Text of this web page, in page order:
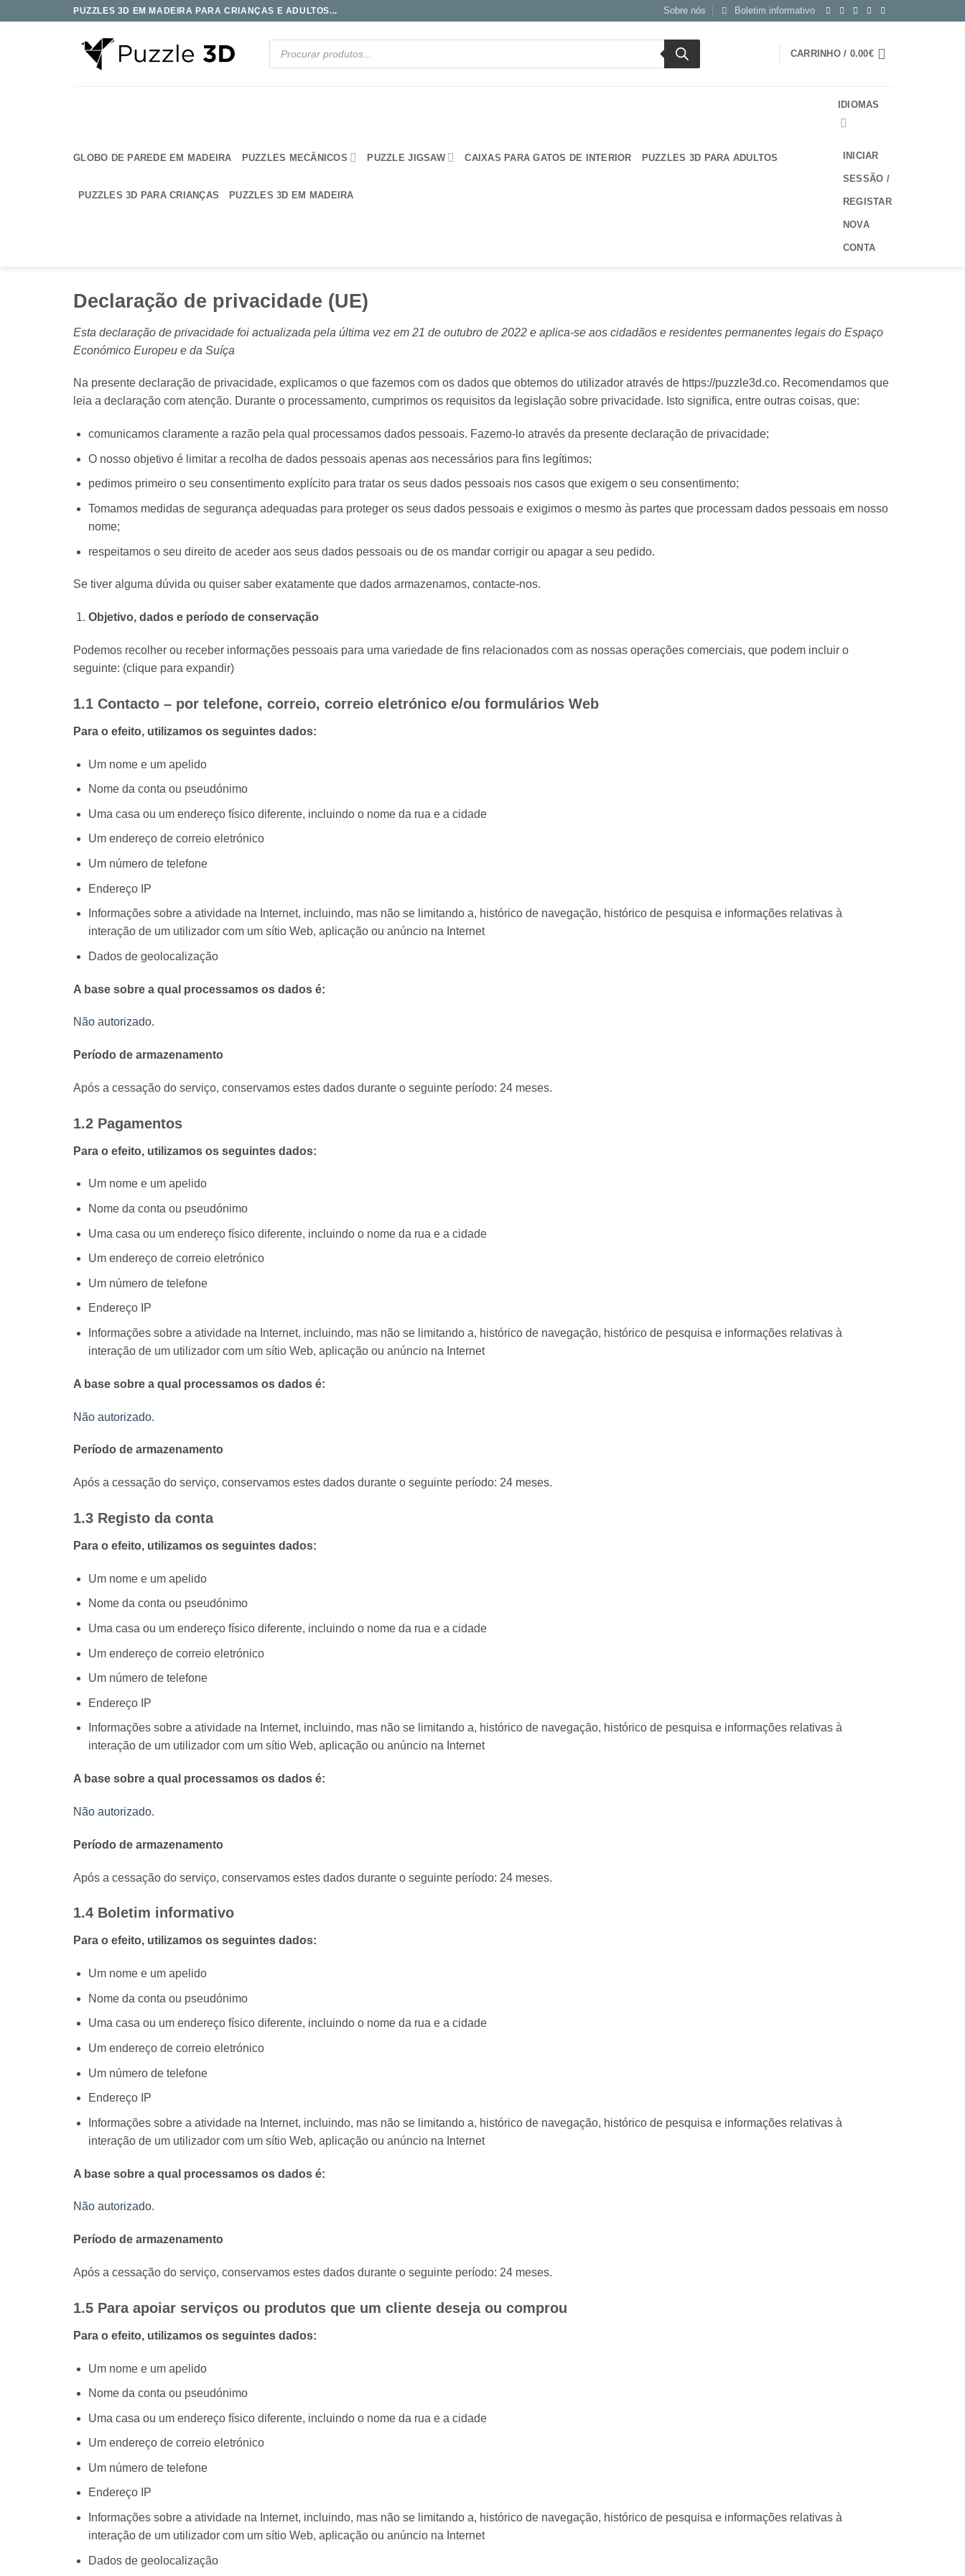
PUZZLES 3D EM MADEIRA PARA CRIANÇAS E ADULTOS... Sobre nós Boletim informativo
Products
search
CARRINHO / 0.00€
GLOBO DE PAREDE EM MADEIRA PUZZLES MECÂNICOS PUZZLE JIGSAW CAIXAS PARA GATOS DE INTERIOR PUZZLES 3D PARA ADULTOS
PUZZLES 3D PARA CRIANÇAS PUZZLES 3D EM MADEIRA
IDIOMAS
INICIAR
SESSÃO /
REGISTAR
NOVA
CONTA
Declaração de privacidade (UE)
Esta declaração de privacidade foi actualizada pela última vez em 21 de outubro de 2022 e aplica-se aos cidadãos e residentes permanentes legais do Espaço
Económico Europeu e da Suíça
Na presente declaração de privacidade, explicamos o que fazemos com os dados que obtemos do utilizador através de https://puzzle3d.co. Recomendamos que
leia a declaração com atenção. Durante o processamento, cumprimos os requisitos da legislação sobre privacidade. Isto significa, entre outras coisas, que:
comunicamos claramente a razão pela qual processamos dados pessoais. Fazemo-lo através da presente declaração de privacidade;
O nosso objetivo é limitar a recolha de dados pessoais apenas aos necessários para fins legítimos;
pedimos primeiro o seu consentimento explícito para tratar os seus dados pessoais nos casos que exigem o seu consentimento;
Tomamos medidas de segurança adequadas para proteger os seus dados pessoais e exigimos o mesmo às partes que processam dados pessoais em nosso
nome;
respeitamos o seu direito de aceder aos seus dados pessoais ou de os mandar corrigir ou apagar a seu pedido.
Se tiver alguma dúvida ou quiser saber exatamente que dados armazenamos, contacte-nos.
Objetivo, dados e período de conservação
Podemos recolher ou receber informações pessoais para uma variedade de fins relacionados com as nossas operações comerciais, que podem incluir o
seguinte: (clique para expandir)
1.1 Contacto – por telefone, correio, correio eletrónico e/ou formulários Web
Para o efeito, utilizamos os seguintes dados:
Um nome e um apelido
Nome da conta ou pseudónimo
Uma casa ou um endereço físico diferente, incluindo o nome da rua e a cidade
Um endereço de correio eletrónico
Um número de telefone
Endereço IP
Informações sobre a atividade na Internet, incluindo, mas não se limitando a, histórico de navegação, histórico de pesquisa e informações relativas à
interação de um utilizador com um sítio Web, aplicação ou anúncio na Internet
Dados de geolocalização
A base sobre a qual processamos os dados é:
Não autorizado.
Período de armazenamento
Após a cessação do serviço, conservamos estes dados durante o seguinte período: 24 meses.
1.2 Pagamentos
Para o efeito, utilizamos os seguintes dados:
Um nome e um apelido
Nome da conta ou pseudónimo
Uma casa ou um endereço físico diferente, incluindo o nome da rua e a cidade
Um endereço de correio eletrónico
Um número de telefone
Endereço IP
Informações sobre a atividade na Internet, incluindo, mas não se limitando a, histórico de navegação, histórico de pesquisa e informações relativas à
interação de um utilizador com um sítio Web, aplicação ou anúncio na Internet
A base sobre a qual processamos os dados é:
Não autorizado.
Período de armazenamento
Após a cessação do serviço, conservamos estes dados durante o seguinte período: 24 meses.
1.3 Registo da conta
Para o efeito, utilizamos os seguintes dados:
Um nome e um apelido
Nome da conta ou pseudónimo
Uma casa ou um endereço físico diferente, incluindo o nome da rua e a cidade
Um endereço de correio eletrónico
Um número de telefone
Endereço IP
Informações sobre a atividade na Internet, incluindo, mas não se limitando a, histórico de navegação, histórico de pesquisa e informações relativas à
interação de um utilizador com um sítio Web, aplicação ou anúncio na Internet
A base sobre a qual processamos os dados é:
Não autorizado.
Período de armazenamento
Após a cessação do serviço, conservamos estes dados durante o seguinte período: 24 meses.
1.4 Boletim informativo
Para o efeito, utilizamos os seguintes dados:
Um nome e um apelido
Nome da conta ou pseudónimo
Uma casa ou um endereço físico diferente, incluindo o nome da rua e a cidade
Um endereço de correio eletrónico
Um número de telefone
Endereço IP
Informações sobre a atividade na Internet, incluindo, mas não se limitando a, histórico de navegação, histórico de pesquisa e informações relativas à
interação de um utilizador com um sítio Web, aplicação ou anúncio na Internet
A base sobre a qual processamos os dados é:
Não autorizado.
Período de armazenamento
Após a cessação do serviço, conservamos estes dados durante o seguinte período: 24 meses.
1.5 Para apoiar serviços ou produtos que um cliente deseja ou comprou
Para o efeito, utilizamos os seguintes dados:
Um nome e um apelido
Nome da conta ou pseudónimo
Uma casa ou um endereço físico diferente, incluindo o nome da rua e a cidade
Um endereço de correio eletrónico
Um número de telefone
Endereço IP
Informações sobre a atividade na Internet, incluindo, mas não se limitando a, histórico de navegação, histórico de pesquisa e informações relativas à
interação de um utilizador com um sítio Web, aplicação ou anúncio na Internet
Dados de geolocalização